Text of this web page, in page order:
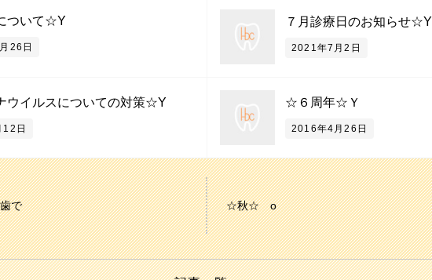
ついて☆Y
26日
７月診療日のお知らせ☆Y
2021年7月2日
ウイルスについての対策☆Y
日
☆６周年☆Ｙ
2016年4月26日
で ☆秋☆ o